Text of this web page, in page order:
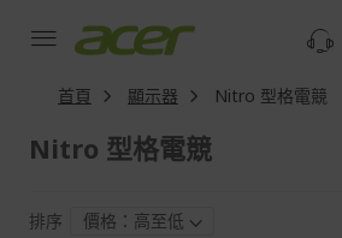
首頁 顯示器 Nitro 型格電競
Nitro 型格電競
排序